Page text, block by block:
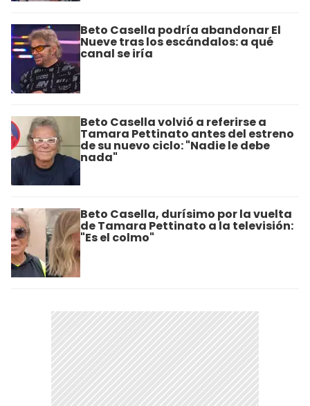
Beto Casella podría abandonar El
Nueve tras los escándalos: a qué
canal se iría
Beto Casella volvió a referirse a
Tamara Pettinato antes del estreno
de su nuevo ciclo: "Nadie le debe
nada"
Beto Casella, durísimo por la vuelta
de Tamara Pettinato a la televisión:
"Es el colmo"